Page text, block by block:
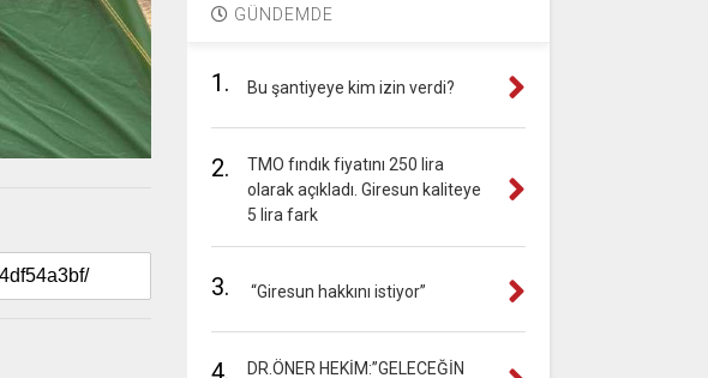
GÜNDEMDE
1. Bu şantiyeye kim izin verdi?
2.
TMO fındık fiyatını 250 lira
olarak açıkladı. Giresun kaliteye
5 lira fark
3. “Giresun hakkını istiyor”
4.
DR.ÖNER HEKİM:”GELECEĞİN